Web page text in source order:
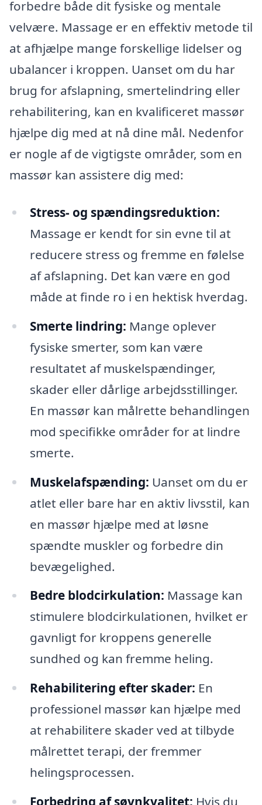
forbedre både dit fysiske og mentale
velvære. Massage er en effektiv metode til
at afhjælpe mange forskellige lidelser og
ubalancer i kroppen. Uanset om du har
brug for afslapning, smertelindring eller
rehabilitering, kan en kvalificeret massør
hjælpe dig med at nå dine mål. Nedenfor
er nogle af de vigtigste områder, som en
massør kan assistere dig med:
Stress- og spændingsreduktion:
Massage er kendt for sin evne til at
reducere stress og fremme en følelse
af afslapning. Det kan være en god
måde at finde ro i en hektisk hverdag.
Smerte lindring: Mange oplever
fysiske smerter, som kan være
resultatet af muskelspændinger,
skader eller dårlige arbejdsstillinger.
En massør kan målrette behandlingen
mod specifikke områder for at lindre
smerte.
Muskelafspænding: Uanset om du er
atlet eller bare har en aktiv livsstil, kan
en massør hjælpe med at løsne
spændte muskler og forbedre din
bevægelighed.
Bedre blodcirkulation: Massage kan
stimulere blodcirkulationen, hvilket er
gavnligt for kroppens generelle
sundhed og kan fremme heling.
Rehabilitering efter skader: En
professionel massør kan hjælpe med
at rehabilitere skader ved at tilbyde
målrettet terapi, der fremmer
helingsprocessen.
Forbedring af søvnkvalitet: Hvis du